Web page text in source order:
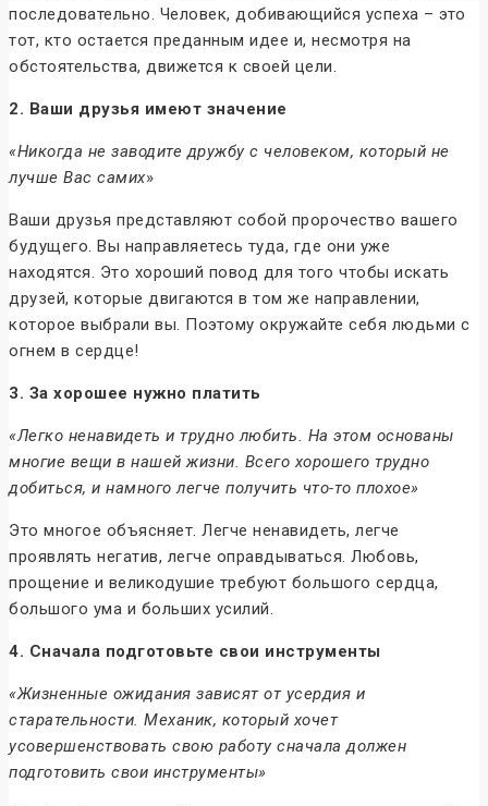
последовательно. Человек, добивающийся успеха – это
тот, кто остается преданным идее и, несмотря на
обстоятельства, движется к своей цели.
2. Ваши друзья имеют значение
«Никогда не заводите дружбу с человеком, который не
лучше Вас самих»
Ваши друзья представляют собой пророчество вашего
будущего. Вы направляетесь туда, где они уже
находятся. Это хороший повод для того чтобы искать
друзей, которые двигаются в том же направлении,
которое выбрали вы. Поэтому окружайте себя людьми с
огнем в сердце!
3. За хорошее нужно платить
«Легко ненавидеть и трудно любить. На этом основаны
многие вещи в нашей жизни. Всего хорошего трудно
добиться, и намного легче получить что-то плохое»
Это многое объясняет. Легче ненавидеть, легче
проявлять негатив, легче оправдываться. Любовь,
прощение и великодушие требуют большого сердца,
большого ума и больших усилий.
4. Сначала подготовьте свои инструменты
«Жизненные ожидания зависят от усердия и
старательности. Механик, который хочет
усовершенствовать свою работу сначала должен
подготовить свои инструменты»